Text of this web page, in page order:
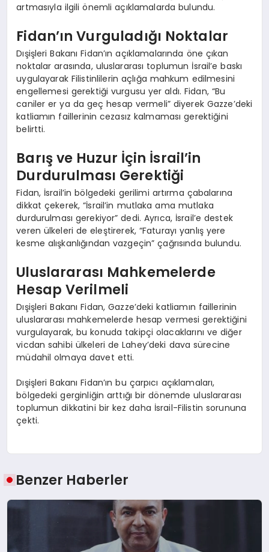
artmasıyla ilgili önemli açıklamalarda bulundu.
Fidan’ın Vurguladığı Noktalar
Dışişleri Bakanı Fidan’ın açıklamalarında öne çıkan
noktalar arasında, uluslararası toplumun İsrail’e baskı
uygulayarak Filistinlilerin açlığa mahkum edilmesini
engellemesi gerektiği vurgusu yer aldı. Fidan, “Bu
caniler er ya da geç hesap vermeli” diyerek Gazze’deki
katliamın faillerinin cezasız kalmaması gerektiğini
belirtti.
Barış ve Huzur İçin İsrail’in
Durdurulması Gerektiği
Fidan, İsrail’in bölgedeki gerilimi artırma çabalarına
dikkat çekerek, “İsrail’in mutlaka ama mutlaka
durdurulması gerekiyor” dedi. Ayrıca, İsrail’e destek
veren ülkeleri de eleştirerek, “Faturayı yanlış yere
kesme alışkanlığından vazgeçin” çağrısında bulundu.
Uluslararası Mahkemelerde
Hesap Verilmeli
Dışişleri Bakanı Fidan, Gazze’deki katliamın faillerinin
uluslararası mahkemelerde hesap vermesi gerektiğini
vurgulayarak, bu konuda takipçi olacaklarını ve diğer
vicdan sahibi ülkeleri de Lahey’deki dava sürecine
müdahil olmaya davet etti.
Dışişleri Bakanı Fidan’ın bu çarpıcı açıklamaları,
bölgedeki gerginliğin arttığı bir dönemde uluslararası
toplumun dikkatini bir kez daha İsrail-Filistin sorununa
çekti.
Benzer Haberler